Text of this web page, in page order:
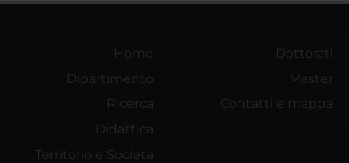
Home
Dipartimento
Ricerca
Didattica
Territorio e Società
Dottorati
Master
Contatti e mappa